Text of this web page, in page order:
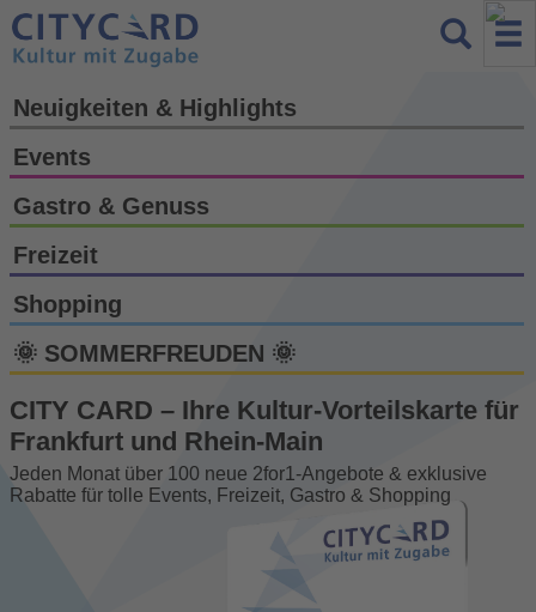
Neuigkeiten & Highlights
Events
Gastro & Genuss
Freizeit
Shopping
🌞 SOMMERFREUDEN 🌞
CITY CARD – Ihre Kultur-Vorteils­karte für
Frankfurt und Rhein-Main
Jeden Monat über 100 neue 2for1-Angebote & exklusive
Rabatte für tolle Events, Freizeit, Gastro & Shopping